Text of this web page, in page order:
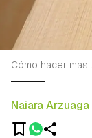
Naiara Arzuaga
Cómo hacer